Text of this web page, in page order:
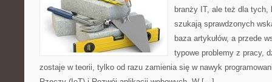
branży IT, ale też dla tych,
szukają sprawdzonych
baza artykułów, a przede
typowe problemy z pracy,
zostaje w teorii, tylko od razu zamienia się w nawyk